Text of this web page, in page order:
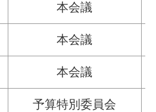
本会議
本会議
本会議
予算特別委員会